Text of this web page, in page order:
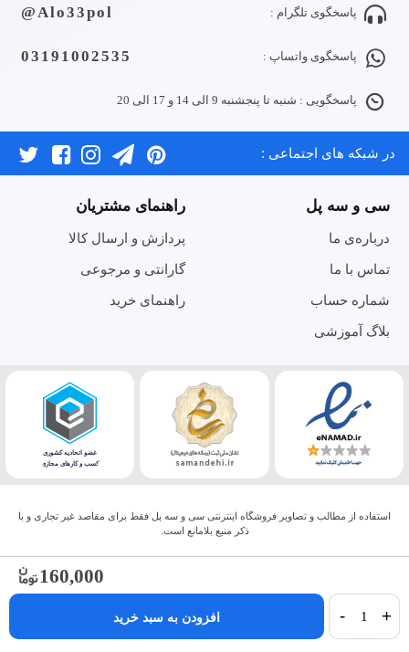
160,000
- + افزودن به سبد خرید
پاسخگوی تلگرام : Alo33pol@
پاسخگوی واتساپ : 03191002535
پاسخگویی : شنبه تا پنجشنبه 9 الی 14 و 17 الی 20
در شبکه های اجتماعی :
سی و سه پل
درباره‌ی ما
تماس با ما
شماره حساب
بلاگ آموزشی
راهنمای مشتریان
پردازش و ارسال کالا
گارانتی و مرجوعی
راهنمای خرید
استفاده از مطالب و تصاویر فروشگاه اینترنتی سی و سه پل فقط برای مقاصد غیر تجاری و با
ذکر منبع بلامانع است.